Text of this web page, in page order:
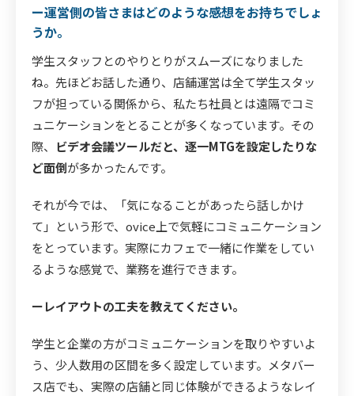
ー運営側の皆さまはどのような感想をお持ちでしょ
うか。
学生スタッフとのやりとりがスムーズになりました
ね。先ほどお話した通り、店舗運営は全て学生スタッ
フが担っている関係から、私たち社員とは遠隔でコミ
ュニケーションをとることが多くなっています。その
際、 ビデオ会議ツールだと、逐一MTGを設定したりな
ど面倒が多かったんです。
それが今では、「気になることがあったら話しかけ
て」という形で、ovice上で気軽にコミュニケーション
をとっています。実際にカフェで一緒に作業をしてい
るような感覚で、業務を進行できます。
ーレイアウトの工夫を教えてください。
学生と企業の方がコミュニケーションを取りやすいよ
う、少人数用の区間を多く設定しています。メタバー
ス店でも、実際の店舗と同じ体験ができるようなレイ